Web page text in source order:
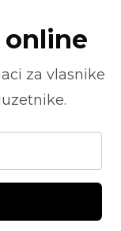
online
za vlasnike